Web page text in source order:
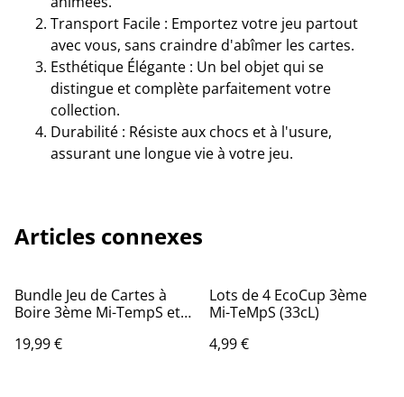
Transport Facile : Emportez votre jeu partout
avec vous, sans craindre d'abîmer les cartes.
Esthétique Élégante : Un bel objet qui se
distingue et complète parfaitement votre
collection.
Durabilité : Résiste aux chocs et à l'usure,
assurant une longue vie à votre jeu.
Articles connexes
Bundle Jeu de Cartes à
Boire 3ème Mi-TempS et
19,99 €
Lots de 4 EcoCup 3ème
Mi-TeMpS (33cL)
4,99 €